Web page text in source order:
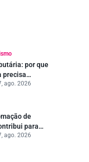
por que
precisa
preparar
ago. 2026
de
para
mais
ago. 2026